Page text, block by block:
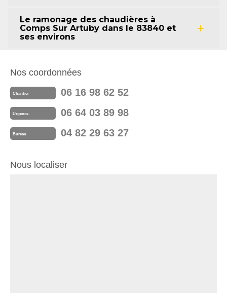
Le ramonage des chaudières à
Comps Sur Artuby dans le 83840 et
ses environs
Nos coordonnées
Chantier 06 16 98 62 52
Urgence 06 64 03 89 98
Bureau 04 82 29 63 27
Nous localiser